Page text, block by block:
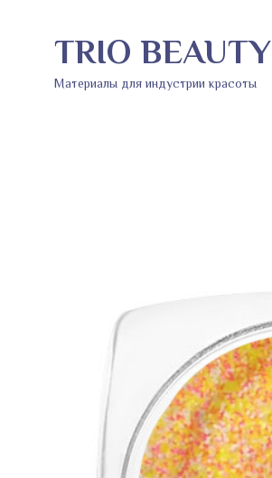
TRIO BEAUTY
Материалы для индустрии красоты